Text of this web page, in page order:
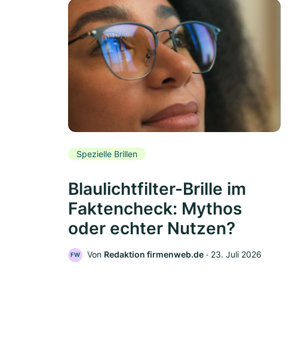
Spezielle Brillen
Blaulichtfilter-Brille im
Faktencheck: Mythos
oder echter Nutzen?
FW Von Redaktion firmenweb.de ‧ 23. Juli 2026